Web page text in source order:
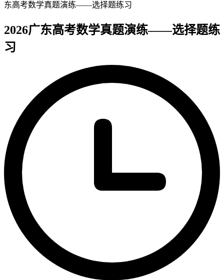
东高考数学真题演练——选择题练习
2026广东高考数学真题演练——选择题练
习